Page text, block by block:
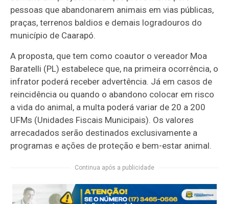
pessoas que abandonarem animais em vias públicas,
praças, terrenos baldios e demais logradouros do
município de Caarapó.
A proposta, que tem como coautor o vereador Moa
Baratelli (PL) estabelece que, na primeira ocorrência, o
infrator poderá receber advertência. Já em casos de
reincidência ou quando o abandono colocar em risco
a vida do animal, a multa poderá variar de 20 a 200
UFMs (Unidades Fiscais Municipais). Os valores
arrecadados serão destinados exclusivamente a
programas e ações de proteção e bem-estar animal.
Continua após a publicidade